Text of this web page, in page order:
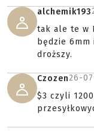
alchemik193
tak ale te w
będzie
droższy.
Czozen26-
$3 czyli